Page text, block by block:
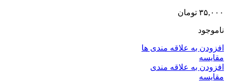
۳۵,۰۰۰ تومان
ناموجود
افزودن به علاقه مندی ها
مقايسه
افزودن به علاقه مندی
مقایسه